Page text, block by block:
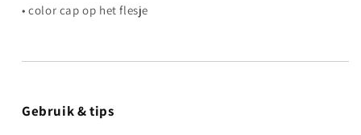
• color cap op het flesje
Gebruik & tips